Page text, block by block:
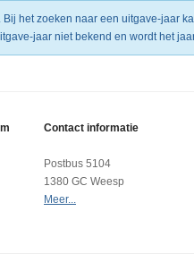
Bij het zoeken naar een uitgave-jaar
jaar niet bekend en wordt het
Contact informatie
Postbus 5104
1380 GC Weesp
Meer...